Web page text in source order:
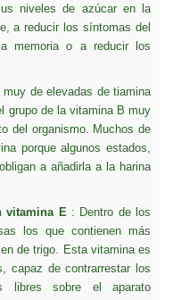
niveles de azúcar en la
a reducir los síntomas del
memoria o a reducir los
de elevadas de tiamina
grupo de la vitamina B muy
del organismo. Muchos de
porque algunos estados,
a añadirla a la harina
vitamina E : Dentro de los
los que contienen más
de trigo. Esta vitamina es
capaz de contrarrestar los
libres sobre el aparato